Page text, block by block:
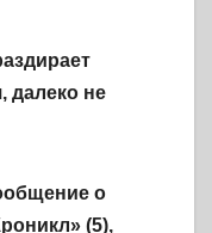
далеко не
о
(5),